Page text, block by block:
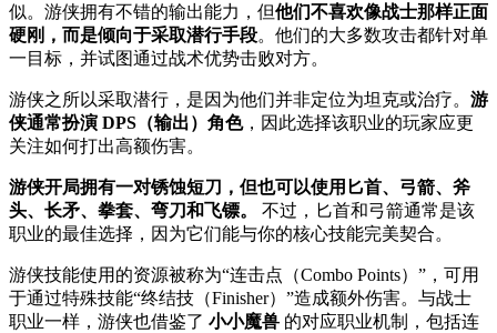
似。游侠拥有不错的输出能力，但他们不喜欢像战士那样正面
硬刚，而是倾向于采取潜行手段。他们的大多数攻击都针对单
一目标，并试图通过战术优势击败对方。
游侠之所以采取潜行，是因为他们并非定位为坦克或治疗。 游
侠通常扮演 DPS（输出）角色，因此选择该职业的玩家应更
关注如何打出高额伤害。
游侠开局拥有一对锈蚀短刀，但也可以使用匕首、弓箭、斧
头、长矛、拳套、弯刀和飞镖。
不过，匕首和弓箭通常是该
职业的最佳选择，因为它们能与你的核心技能完美契合。
游侠技能使用的资源被称为“连击点（Combo Points）”，可用
于通过特殊技能“终结技（Finisher）”造成额外伤害。与战士
职业一样，游侠也借鉴了 小小魔兽 的对应职业机制，包括连